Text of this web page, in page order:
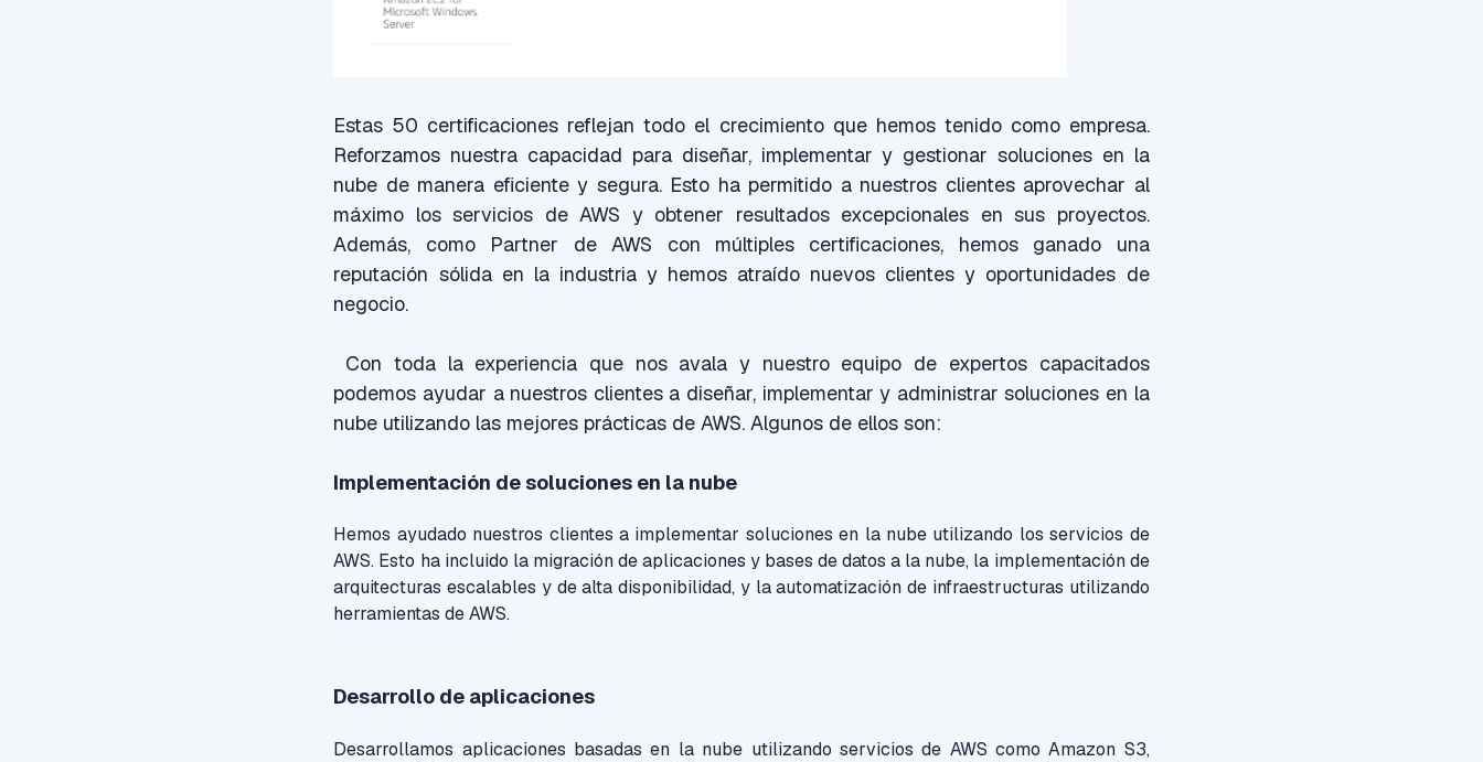
Estas 50 certificaciones reflejan todo el crecimiento que hemos tenido como empresa.
Reforzamos nuestra capacidad para diseñar, implementar y gestionar soluciones en la
nube de manera eficiente y segura. Esto ha permitido a nuestros clientes aprovechar al
máximo los servicios de AWS y obtener resultados excepcionales en sus proyectos.
Además, como Partner de AWS con múltiples certificaciones, hemos ganado una
reputación sólida en la industria y hemos atraído nuevos clientes y oportunidades de
negocio.
Con toda la experiencia que nos avala y nuestro equipo de expertos capacitados
podemos ayudar a nuestros clientes a diseñar, implementar y administrar soluciones en la
nube utilizando las mejores prácticas de AWS. Algunos de ellos son:
Implementación de soluciones en la nube
Hemos ayudado nuestros clientes a implementar soluciones en la nube utilizando los servicios de
AWS. Esto ha incluido la migración de aplicaciones y bases de datos a la nube, la implementación de
arquitecturas escalables y de alta disponibilidad, y la automatización de infraestructuras utilizando
herramientas de AWS.
Desarrollo de aplicaciones
Desarrollamos aplicaciones basadas en la nube utilizando servicios de AWS como Amazon S3,